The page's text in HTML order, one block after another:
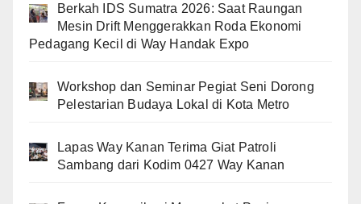
Berkah IDS Sumatra 2026: Saat Raungan
Mesin Drift Menggerakkan Roda Ekonomi
Pedagang Kecil di Way Handak Expo
Workshop dan Seminar Pegiat Seni Dorong
Pelestarian Budaya Lokal di Kota Metro
Lapas Way Kanan Terima Giat Patroli
Sambang dari Kodim 0427 Way Kanan